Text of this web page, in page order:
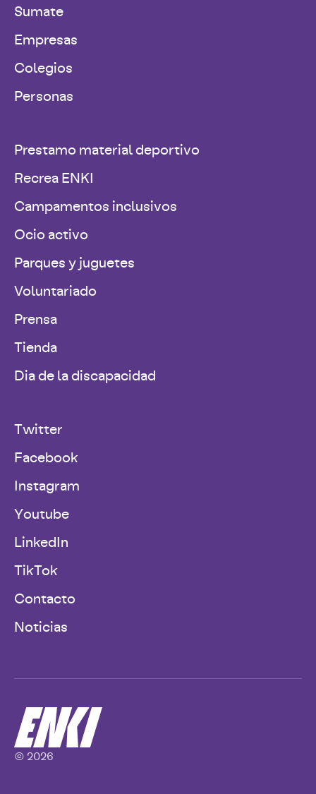
Sumate
Empresas
Colegios
Personas
Prestamo material deportivo
Recrea ENKI
Campamentos inclusivos
Ocio activo
Parques y juguetes
Voluntariado
Prensa
Tienda
Dia de la discapacidad
Twitter
Facebook
Instagram
Youtube
LinkedIn
TikTok
Contacto
Noticias
© 2026